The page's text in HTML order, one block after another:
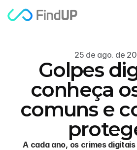
25 de ago. de
Golpes
conheça
comuns e
A cada ano, os crimes